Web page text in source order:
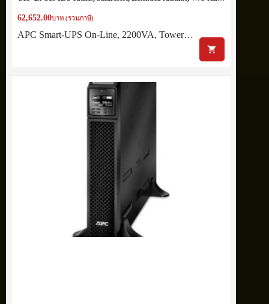
62,652.00บาท (รวมภาษี)
APC Smart-UPS On-Line, 2200VA, Tower…